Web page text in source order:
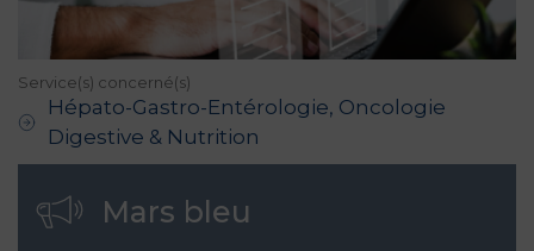
Service(s) concerné(s)
Hépato-Gastro-Entérologie, Oncologie
Digestive & Nutrition
Mars bleu